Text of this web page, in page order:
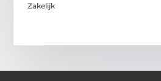
Zakelijk